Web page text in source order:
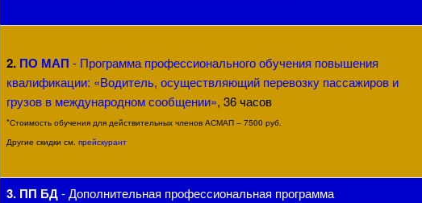
2. ПО МАП - Программа профессионального обучения повышения
квалификации: «Водитель, осуществляющий перевозку пассажиров и
грузов в международном сообщении», 36 часов
*Стоимость обучения для действительных членов АСМАП – 7500 руб.
Другие скидки см. прейскурант
3. ПП БД- Дополнительная профессиональная программа